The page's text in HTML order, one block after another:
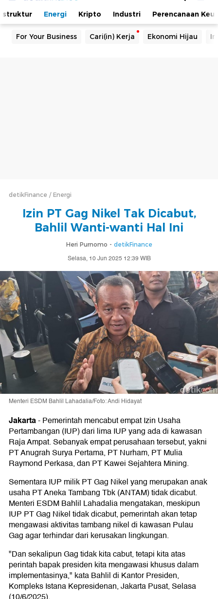
Energi Kripto Industri Perencanaan
For Your Business Cari(in) Kerja Ekonomi Hijau
detikFinance Energi
Izin PT Gag Nikel Tak Dicabut,
Bahlil Wanti-wanti Hal Ini
Heri Purnomo - detikFinance
Selasa, 10 Jun 2025 12:39 WIB
Menteri ESDM Bahlil Lahadalia/Foto: Andi Hidayat
Jakarta-Pemerintah mencabut empat Izin Usaha
Pertambangan (IUP) dari lima IUP yang ada di kawasan
Raja Ampat. Sebanyak empat perusahaan tersebut, yakni
PT Anugrah Surya Pertama, PT Nurham, PT Mulia
Raymond Perkasa, dan PT Kawei Sejahtera Mining.
Sementara IUP milik PT Gag Nikel yang merupakan anak
usaha PT Aneka Tambang Tbk (ANTAM) tidak dicabut.
Menteri ESDM Bahlil Lahadalia mengatakan, meskipun
IUP PT Gag Nikel tidak dicabut, pemerintah akan tetap
mengawasi aktivitas tambang nikel di kawasan Pulau
Gag agar terhindar dari kerusakan lingkungan.
"Dan sekalipun Gag tidak kita cabut, tetapi kita atas
perintah bapak presiden kita mengawasi khusus dalam
implementasinya," kata Bahlil di Kantor Presiden,
Kompleks Istana Kepresidenan, Jakarta Pusat, Selasa